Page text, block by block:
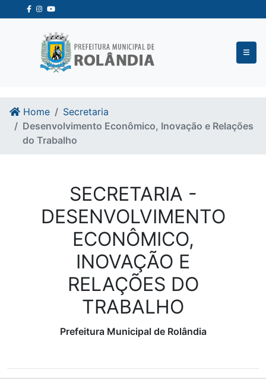
Ir para o conteudo
Ir para o fim do conteudo
Home
Secretaria
Desenvolvimento Econômico, Inovação e Relações
do Trabalho
SECRETARIA -
DESENVOLVIMENTO
ECONÔMICO,
INOVAÇÃO E
RELAÇÕES DO
TRABALHO
Prefeitura Municipal de Rolândia